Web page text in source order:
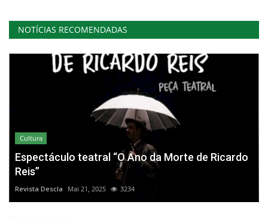
NOTÍCIAS RECOMENDADAS
Cultura
Espectáculo teatral “O Ano da Morte de Ricardo
Reis”
Revista Descla Mai 21, 2025 3234